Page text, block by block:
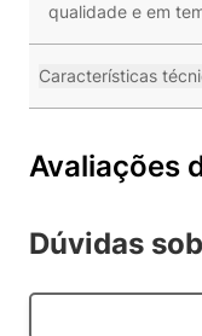
qualidade e em
Características
Avaliações
Dúvidas